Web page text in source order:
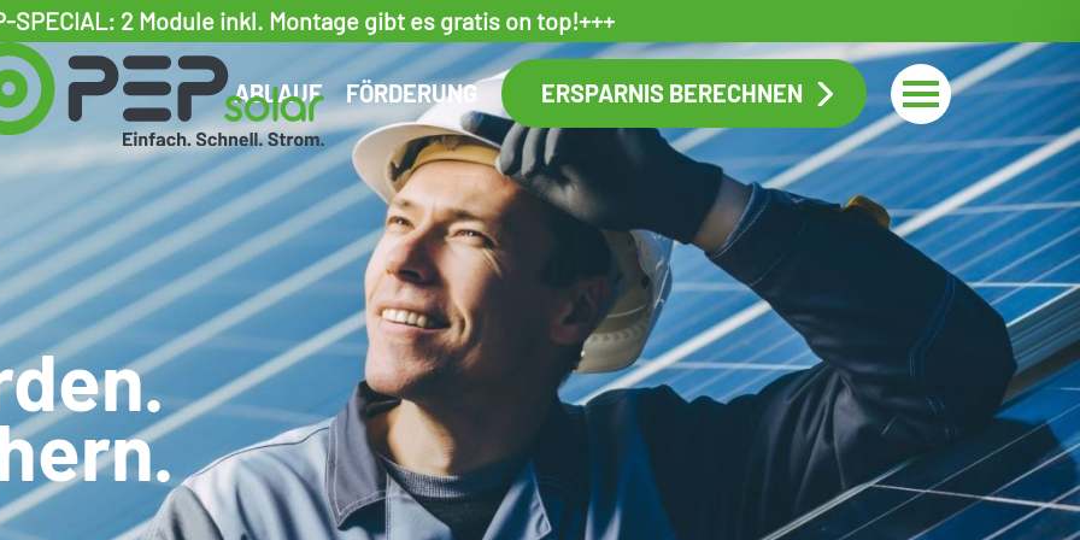
SPECIAL: 2 Module inkl. Montage gibt es gratis on top!+++
ABLAUF FÖRDERUNG ERSPARNIS BERECHNEN